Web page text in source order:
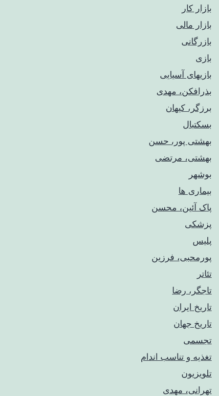
بازار کار
بازار مالی
بازرگانی
بازی
بازیهای آسیایی
بذرافکن، مهدی
برزگر، کیهان
بسکتبال
بهشتی پور، حسن
بهشتی، مرتضی
بوشهر
بیماری ها
پاک آئین، محسن
پزشکی
پلیس
پورمحبی، فرزین
تئاتر
تاجگر، رضا
تاریخ ایران
تاریخ جهان
تجسمی
تغذیه و تناسب اندام
تلویزیون
تهرانی، مهدی